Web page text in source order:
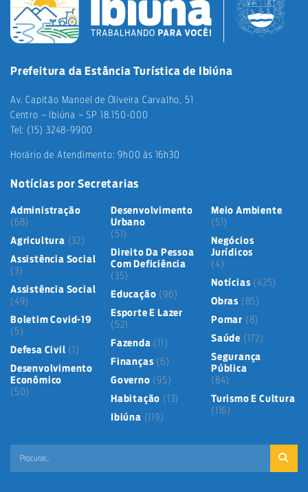
Prefeitura da Estância Turística de Ibiúna
Av. Capitão Manoel de Oliveira Carvalho, 51
Centro – Ibiúna – SP 18.150-000
Tel: (15) 3248-9900
Horário de Atendimento: 9h00 às 16h30
Notícias por Secretarias
Administração
(68)
Agricultura (32)
Assistência Social
(3)
Assistência Social
(49)
Boletim Covid-19
(5)
Defesa Civil (1)
Desenvolvimento
Econômico
(50)
Desenvolvimento
Urbano
(51)
Direito Da Pessoa
Com Deficiência
(35)
Educação (96)
Esporte E Lazer
(52)
Fazenda (11)
Finanças (6)
Governo (95)
Habitação (13)
Ibiúna (119)
Meio Ambiente
(51)
Negócios
Jurídicos
(4)
Notícias (425)
Obras (85)
Pomar (8)
Saúde (172)
Segurança
Pública
(84)
Turismo E Cultura
(116)